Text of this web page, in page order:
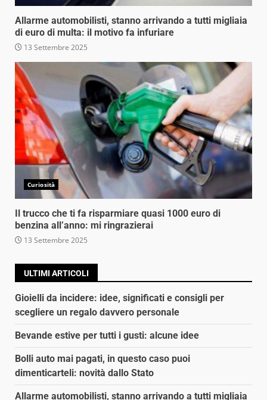
Allarme automobilisti, stanno arrivando a tutti migliaia
di euro di multa: il motivo fa infuriare
13 Settembre 2025
Curiosità
Il trucco che ti fa risparmiare quasi 1000 euro di
benzina all’anno: mi ringrazierai
13 Settembre 2025
ULTIMI ARTICOLI
Gioielli da incidere: idee, significati e consigli per
scegliere un regalo davvero personale
Bevande estive per tutti i gusti: alcune idee
Bolli auto mai pagati, in questo caso puoi
dimenticarteli: novità dallo Stato
Allarme automobilisti, stanno arrivando a tutti migliaia